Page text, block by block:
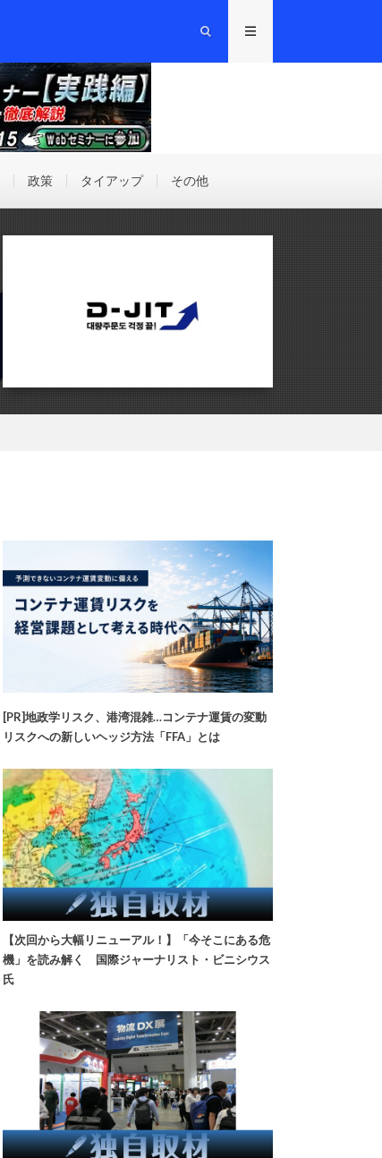
政策 タイアップ その他
[PR]地政学リスク、港湾混雑…コンテナ運賃の変動
リスクへの新しいヘッジ方法「FFA」とは
【次回から大幅リニューアル！】「今そこにある危
機」を読み解く 国際ジャーナリスト・ビニシウス
氏